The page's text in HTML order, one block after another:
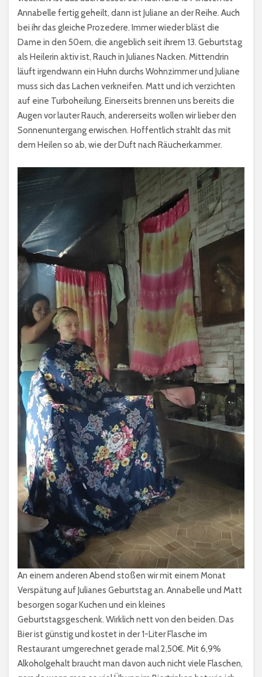
Annabelle fertig geheilt, dann ist Juliane an der Reihe. Auch
bei ihr das gleiche Prozedere. Immer wieder bläst die
Dame in den 50ern, die angeblich seit ihrem 13. Geburtstag
als Heilerin aktiv ist, Rauch in Julianes Nacken. Mittendrin
läuft irgendwann ein Huhn durchs Wohnzimmer und Juliane
muss sich das Lachen verkneifen. Matt und ich verzichten
auf eine Turboheilung. Einerseits brennen uns bereits die
Augen vor lauter Rauch, andererseits wollen wir lieber den
Sonnenuntergang erwischen. Hoffentlich strahlt das mit
dem Heilen so ab, wie der Duft nach Räucherkammer.
An einem anderen Abend stoßen wir mit einem Monat
Verspätung auf Julianes Geburtstag an. Annabelle und Matt
besorgen sogar Kuchen und ein kleines
Geburtstagsgeschenk. Wirklich nett von den beiden. Das
Bier ist günstig und kostet in der 1-Liter Flasche im
Restaurant umgerechnet gerade mal 2,50€. Mit 6,9%
Alkoholgehalt braucht man davon auch nicht viele Flaschen,